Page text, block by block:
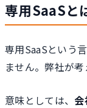
専用SaaSと
専用SaaSという
ません。弊社が考
意味としては、